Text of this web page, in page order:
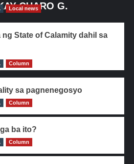
CHARO G.
Local news
ng State of Calamity dahil sa
Column
sa pagnenegosyo
Column
ba ito?
Column